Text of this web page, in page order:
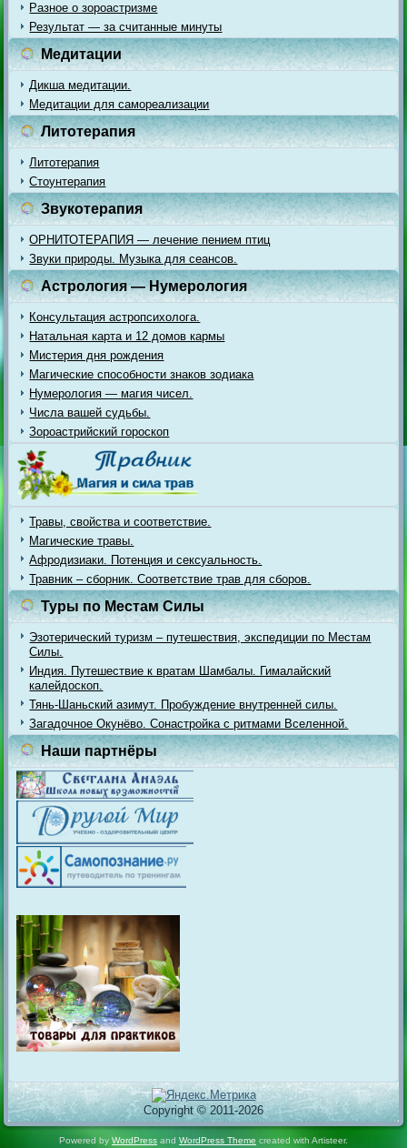
Разное о зороастризме
Результат — за считанные минуты
Медитации
Дикша медитации.
Медитации для самореализации
Литотерапия
Литотерапия
Стоунтерапия
Звукотерапия
ОРНИТОТЕРАПИЯ — лечение пением птиц
Звуки природы. Музыка для сеансов.
Астрология — Нумерология
Консультация астропсихолога.
Натальная карта и 12 домов кармы
Мистерия дня рождения
Магические способности знаков зодиака
Нумерология — магия чисел.
Числа вашей судьбы.
Зороастрийский гороскоп
Травы, свойства и соответствие.
Магические травы.
Афродизиаки. Потенция и сексуальность.
Травник – сборник. Соответствие трав для сборов.
Туры по Местам Силы
Эзотерический туризм – путешествия, экспедиции по Местам
Силы.
Индия. Путешествие к вратам Шамбалы. Гималайский
калейдоскоп.
Тянь-Шаньский азимут. Пробуждение внутренней силы.
Загадочное Окунёво. Сонастройка с ритмами Вселенной.
Наши партнёры
Copyright © 2011-2026
Powered by WordPress and WordPress Theme created with Artisteer.